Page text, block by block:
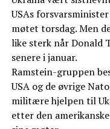
USAs
møtet torsdag. Men
like sterk når Donald
senere i januar.
Ramstein-gruppen
USA og de øvrige
militære hjelpen til
etter den